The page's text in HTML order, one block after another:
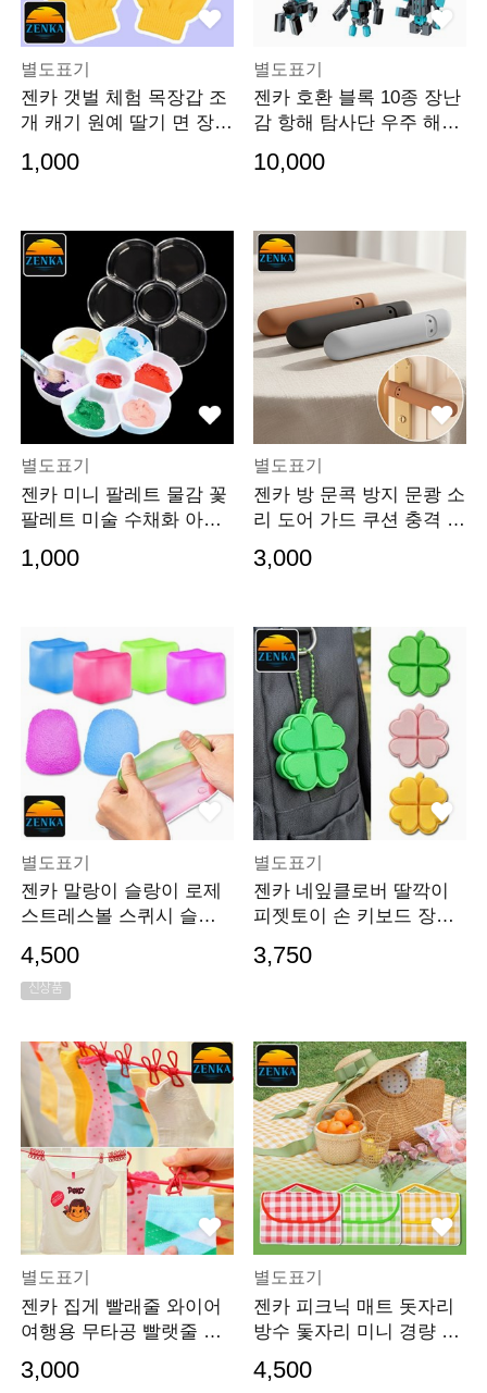
별도표기
젠카 갯벌 체험 목장갑 조
개 캐기 원예 딸기 면 장갑
보호 안전
1,000
별도표기
젠카 호환 블록 10종 장난
감 항해 탐사단 우주 해양
10,000
별도표기
젠카 미니 팔레트 물감 꽃
팔레트 미술 수채화 아크
릴 유화 파렛트
1,000
별도표기
젠카 방 문콕 방지 문쾅 소
리 도어 가드 쿠션 충격 문
고리 보호 안전
3,000
별도표기
젠카 말랑이 슬랑이 로제
스트레스볼 스퀴시 슬라
4,500
신상품
별도표기
젠카 네잎클로버 딸깍이
피젯토이 손 키보드 장난
3,750
별도표기
젠카 집게 빨래줄 와이어
여행용 무타공 빨랫줄 베
대용 옥상 실내
3,000
별도표기
젠카 피크닉 매트 돗자리
방수 돛자리 미니 경량 휴
4,500